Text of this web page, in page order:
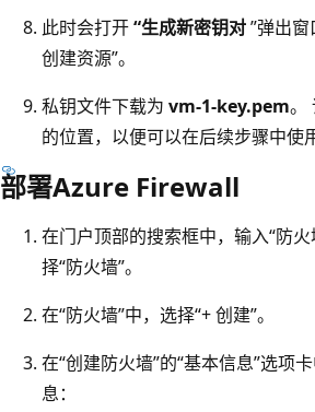
此时会打开“生成新密钥对”弹出
创建资源”。
私钥文件下载为 vm-1-key.pem。
的位置，以便可以在后续步骤中使
部署Azure Firewall
在门户顶部的搜索框中，输入“防
择“防火墙”。
在“防火墙”中，选择“+ 创建”。
在“创建防火墙”的“基本信息”选项
息：